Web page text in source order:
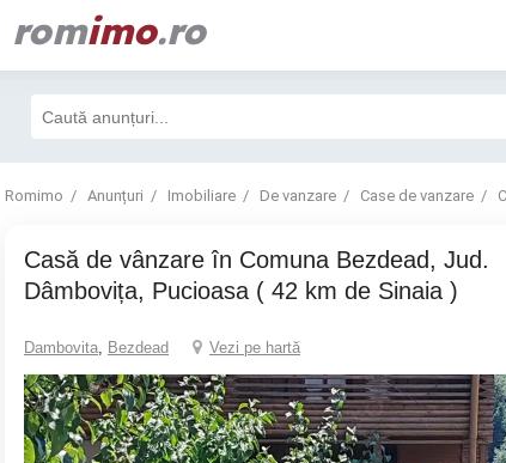
romimo.ro
Romimo Anunțuri Imobiliare De vanzare Case de vanzare
Casă de vânzare în Comuna Bezdead, Jud.
Dâmbovița, Pucioasa ( 42 km de Sinaia )
Dambovita
Bezdead Vezi pe hartă